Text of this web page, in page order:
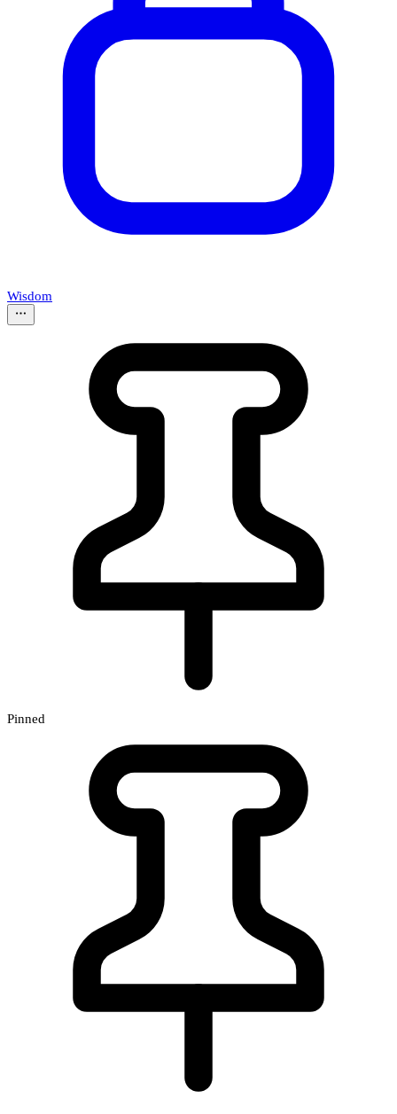
Wisdom
Pinned